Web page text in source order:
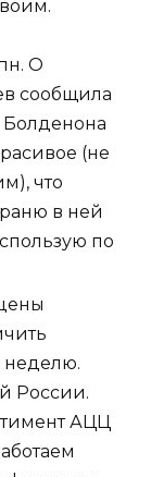
О
сообщила
(не
что
в ней
по
неделю.
России.
АЦЦ